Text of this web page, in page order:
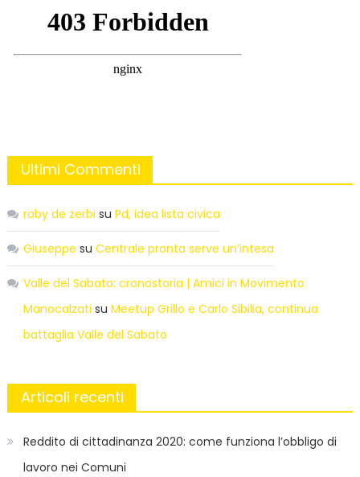
Ultimi Commenti
roby de zerbi su Pd, idea lista civica
Giuseppe su Centrale pronta serve un’intesa
Valle del Sabato: cronostoria | Amici in Movimento
Manocalzati su Meetup Grillo e Carlo Sibilia, continua
battaglia Valle del Sabato
Articoli recenti
Reddito di cittadinanza 2020: come funziona l’obbligo di
lavoro nei Comuni